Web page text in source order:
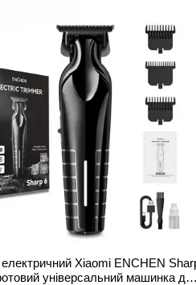
Xiaomi ENCHEN
універсальний машинка для